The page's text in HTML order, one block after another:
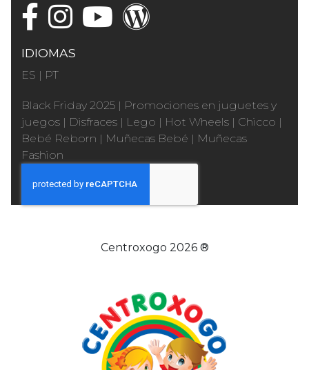
IDIOMAS
ES | PT
Black Friday 2025 | Promociones en juguetes y
juegos | Disfraces | Lego | Hot Wheels | Chicco |
Bebé Reborn | Muñecas Bebé | Muñecas
Fashion
Centroxogo 2026 ®